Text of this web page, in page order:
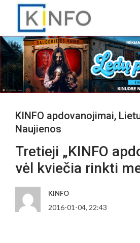
KINFO apdovanojimai,
Naujienos
Tretieji „KINFO
vėl kviečia rinkti
KINFO
2016-01-04, 22:43